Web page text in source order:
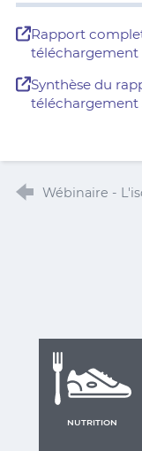
Rapport
téléchargement
Synthèse du
téléchargement
Wébinaire -
NUTRITION